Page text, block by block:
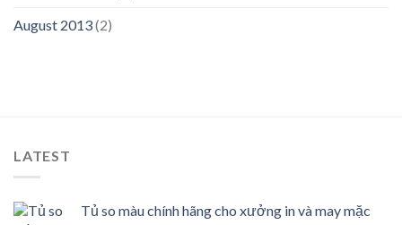
August 2013(2)
LATEST
Tủ so màu chính hãng cho xưởng in và may mặc